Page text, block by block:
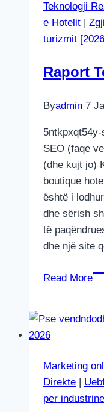
Teknologji
e Hotelit
turizmit
Raport
Byadmin 7
SEO (faqe
(dhe kujt jo)
boutique
është i
dhe sërish
të
dhe një site
Read More
Marketing
Direkte
per